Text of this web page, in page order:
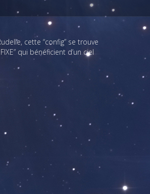
cette “config” se trouve
qui bénéficient d’un ciel